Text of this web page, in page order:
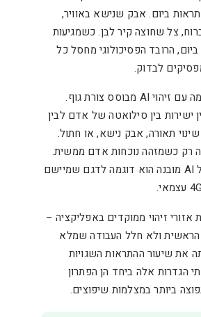
ביום. אבק שנישא באוויר,
ברוח, צל שחוצה קיר לבן. כשמגיעות
ביום, הרובד הפסיכולוגי מחסל כל
לבדוק.
הפתרון הוא מצלמה עם זיהוי AI מבוסס צורת גוף.
ישירות בין סילואטה של אדם לבין
שינוי תאורה, אבק נישא, או חתול.
רק כשמזהה נוכחות אדם ממשית.
ה-IS07 עם מודול AI מובנה הוא דוגמה לדגם שמיישם
זיהוי ממוקדים באפליקציה –
ולא חלל העבודה שמלא
את שיעור ההתראות השגויות
הגדרות אלה ביחד הן הפתרון
ביותר במצלמות שיפוצים.